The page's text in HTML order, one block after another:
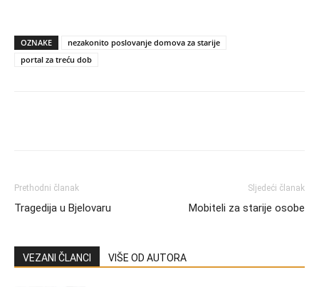
OZNAKE
nezakonito poslovanje domova za starije
portal za treću dob
Prethodni članak
Tragedija u Bjelovaru
Sljedeći članak
Mobiteli za starije osobe
VEZANI ČLANCI VIŠE OD AUTORA